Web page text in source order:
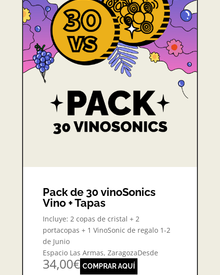
Pack de 30 vinoSonics
Vino + Tapas
Incluye: 2 copas de cristal + 2
portacopas + 1 VinoSonic de regalo 1-2
de Junio
Espacio Las Armas, ZaragozaDesde
34,00€ COMPRAR AQUÍ